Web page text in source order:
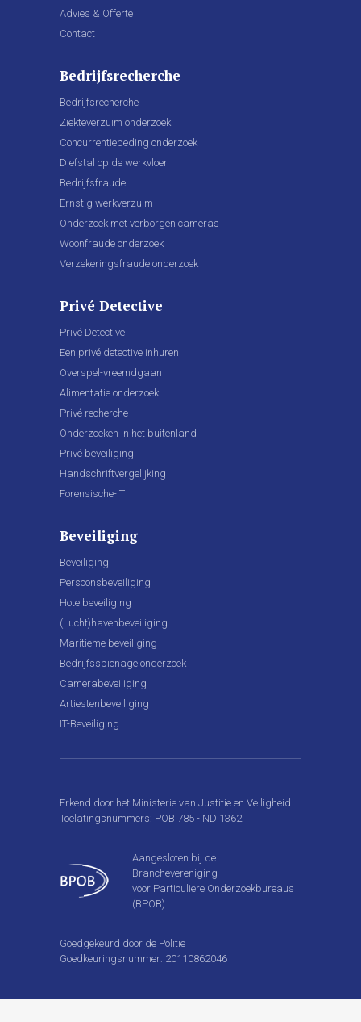
Advies & Offerte
Contact
Bedrijfsrecherche
Bedrijfsrecherche
Ziekteverzuim onderzoek
Concurrentiebeding onderzoek
Diefstal op de werkvloer
Bedrijfsfraude
Ernstig werkverzuim
Onderzoek met verborgen cameras
Woonfraude onderzoek
Verzekeringsfraude onderzoek
Privé Detective
Privé Detective
Een privé detective inhuren
Overspel-vreemdgaan
Alimentatie onderzoek
Privé recherche
Onderzoeken in het buitenland
Privé beveiliging
Handschriftvergelijking
Forensische-IT
Beveiliging
Beveiliging
Persoonsbeveiliging
Hotelbeveiliging
(Lucht)havenbeveiliging
Maritieme beveiliging
Bedrijfsspionage onderzoek
Camerabeveiliging
Artiestenbeveiliging
IT-Beveiliging
Erkend door het Ministerie van Justitie en Veiligheid
Toelatingsnummers: POB 785 - ND 1362
Aangesloten bij de
Branchevereniging
voor Particuliere Onderzoekbureaus
(BPOB)
Goedgekeurd door de Politie
Goedkeuringsnummer: 20110862046